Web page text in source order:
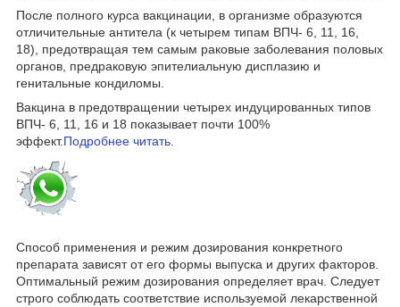
После полного курса вакцинации, в организме образуются
отличительные антитела (к четырем типам ВПЧ- 6, 11, 16,
18), предотвращая тем самым раковые заболевания половых
органов, предраковую эпителиальную дисплазию и
генитальные кондиломы.
Вакцина в предотвращении четырех индуцированных типов
ВПЧ- 6, 11, 16 и 18 показывает почти 100%
эффект.Подробнее читать.
Способ применения и режим дозирования конкретного
препарата зависят от его формы выпуска и других факторов.
Оптимальный режим дозирования определяет врач. Следует
строго соблюдать соответствие используемой лекарственной